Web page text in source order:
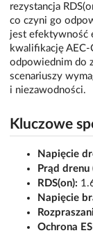
rezystancja
co czyni go
jest efektywność
kwalifikację
odpowiednim do
scenariuszy
i niezawodności.
Kluczowe
Napięcie
Prąd drenu
RDS(on):
Napięcie
Ochrona